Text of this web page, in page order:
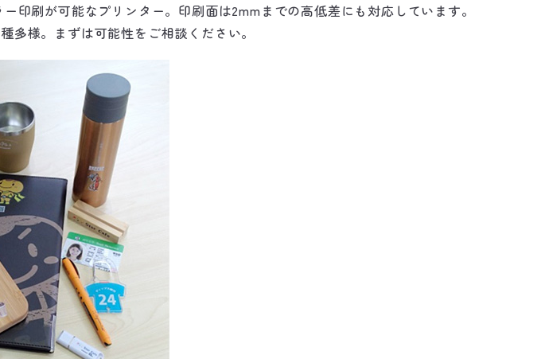
刷が可能なプリンター。印刷面は2mmまでの高低差にも対応しています。
様。まずは可能性をご相談ください。